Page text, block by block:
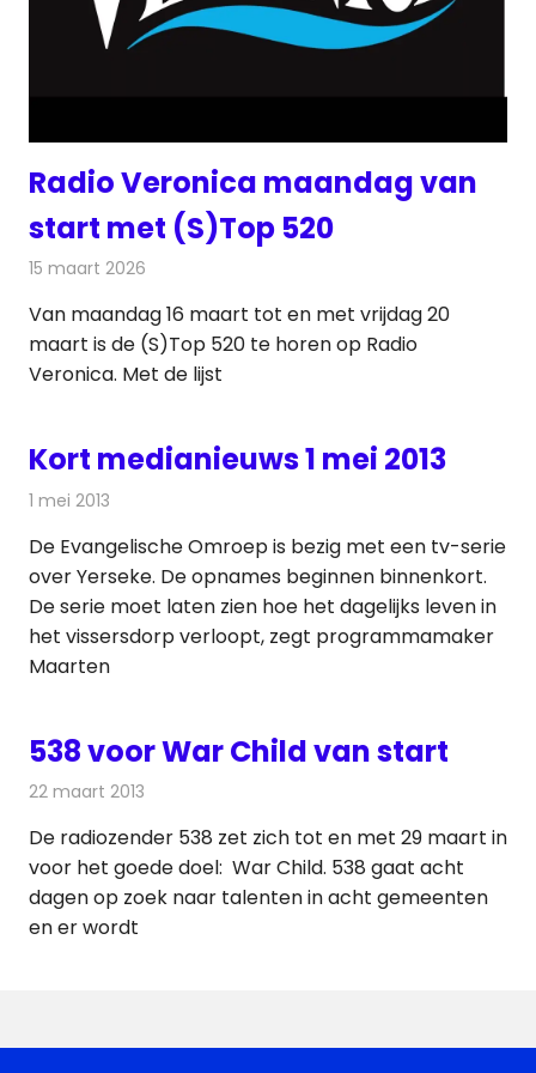
Radio Veronica maandag van
start met (S)Top 520
15 maart 2026
Van maandag 16 maart tot en met vrijdag 20
maart is de (S)Top 520 te horen op Radio
Veronica. Met de lijst
Kort medianieuws 1 mei 2013
1 mei 2013
De Evangelische Omroep is bezig met een tv-serie
over Yerseke. De opnames beginnen binnenkort.
De serie moet laten zien hoe het dagelijks leven in
het vissersdorp verloopt, zegt programmamaker
Maarten
538 voor War Child van start
22 maart 2013
De radiozender 538 zet zich tot en met 29 maart in
voor het goede doel: War Child. 538 gaat acht
dagen op zoek naar talenten in acht gemeenten
en er wordt